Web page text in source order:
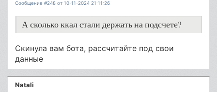
Сообщение #248 от 10-11-2024 21:11:26
А сколько ккал стали держать на подсчете?
Скинула вам бота, рассчитайте под свои
данные
Natali